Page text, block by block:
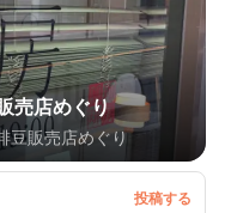
売店めぐり
豆販売店めぐり